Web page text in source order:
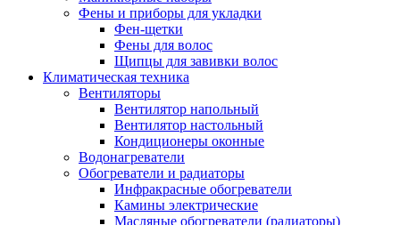
Фены и приборы для укладки
Фен-щетки
Фены для волос
Щипцы для завивки волос
Климатическая техника
Вентиляторы
Вентилятор напольный
Вентилятор настольный
Кондиционеры оконные
Водонагреватели
Обогреватели и радиаторы
Инфракрасные обогреватели
Камины электрические
Масляные обогреватели (радиаторы)